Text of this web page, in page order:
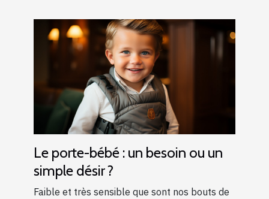
Le porte-bébé : un besoin ou un
simple désir ?
Faible et très sensible que sont nos bouts de